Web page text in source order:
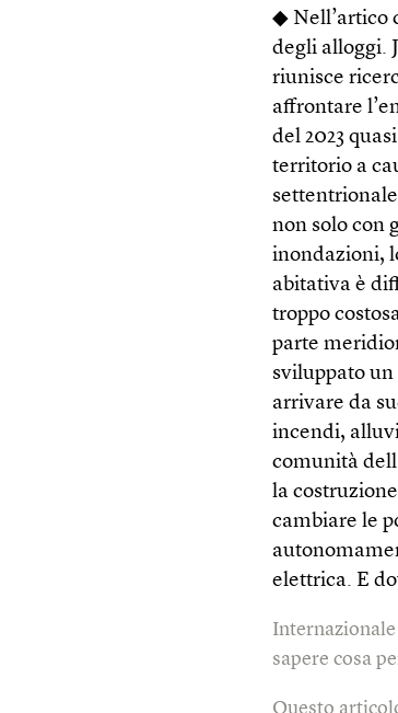
◆ Nell’artico
degli alloggi.
riunisce
affrontare
del 2023
territorio a
non solo con
inondazioni,
abitativa è
troppo
parte
sviluppato
arrivare da
incendi,
comunità
la
cambiare le
elettrica. E
sapere cosa
Questo